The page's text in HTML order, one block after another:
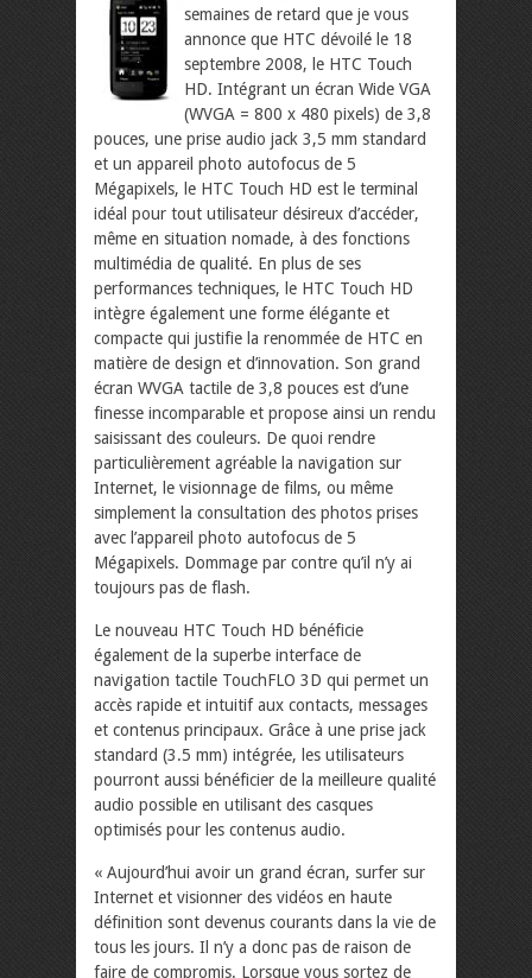
semaines de retard que je vous
annonce que HTC dévoilé le 18
septembre 2008, le HTC Touch
HD. Intégrant un écran Wide VGA
(WVGA = 800 x 480 pixels) de 3,8
pouces, une prise audio jack 3,5 mm standard
et un appareil photo autofocus de 5
Mégapixels, le HTC Touch HD est le terminal
idéal pour tout utilisateur désireux d’accéder,
même en situation nomade, à des fonctions
multimédia de qualité. En plus de ses
performances techniques, le HTC Touch HD
intègre également une forme élégante et
compacte qui justifie la renommée de HTC en
matière de design et d’innovation. Son grand
écran WVGA tactile de 3,8 pouces est d’une
finesse incomparable et propose ainsi un rendu
saisissant des couleurs. De quoi rendre
particulièrement agréable la navigation sur
Internet, le visionnage de films, ou même
simplement la consultation des photos prises
avec l’appareil photo autofocus de 5
Mégapixels. Dommage par contre qu’il n’y ai
toujours pas de flash.
Le nouveau HTC Touch HD bénéficie
également de la superbe interface de
navigation tactile TouchFLO 3D qui permet un
accès rapide et intuitif aux contacts, messages
et contenus principaux. Grâce à une prise jack
standard (3.5 mm) intégrée, les utilisateurs
pourront aussi bénéficier de la meilleure qualité
audio possible en utilisant des casques
optimisés pour les contenus audio.
« Aujourd’hui avoir un grand écran, surfer sur
Internet et visionner des vidéos en haute
définition sont devenus courants dans la vie de
tous les jours. Il n’y a donc pas de raison de
faire de compromis. Lorsque vous sortez de